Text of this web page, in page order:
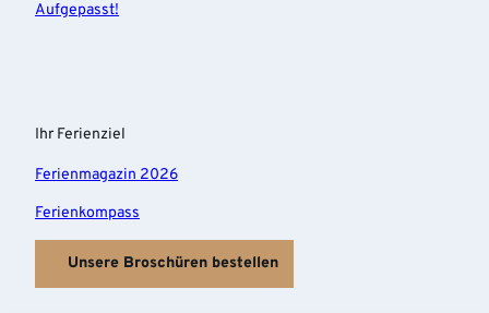
Aufgepasst!
Ihr Ferienziel
Ferienmagazin 2026
Ferienkompass
Unsere Broschüren bestellen